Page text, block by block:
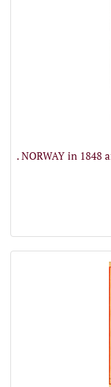
. NORWAY in 1848